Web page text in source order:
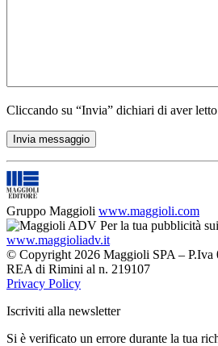
Cliccando su “Invia” dichiari di aver
Gruppo Maggioli www.maggioli.com
Per la tua pubblicità
www.maggioliadv.it
© Copyright 2026 Maggioli SPA – P.Iva
REA di Rimini al n. 219107
Privacy Policy
Iscriviti alla newsletter
Si è verificato un errore durante la tua